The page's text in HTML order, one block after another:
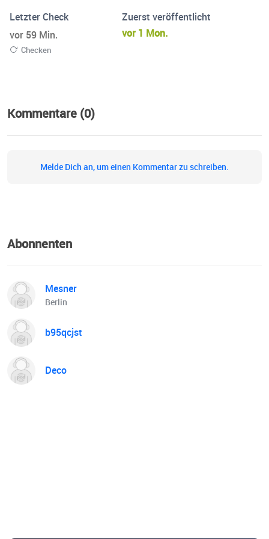
Letzter Check
vor 59 Min.
Checken
Zuerst veröffentlicht
vor 1 Mon.
Kommentare (0)
Melde Dich an, um einen Kommentar zu schreiben.
Abonnenten
Mesner
Berlin
b95qcjst
Deco